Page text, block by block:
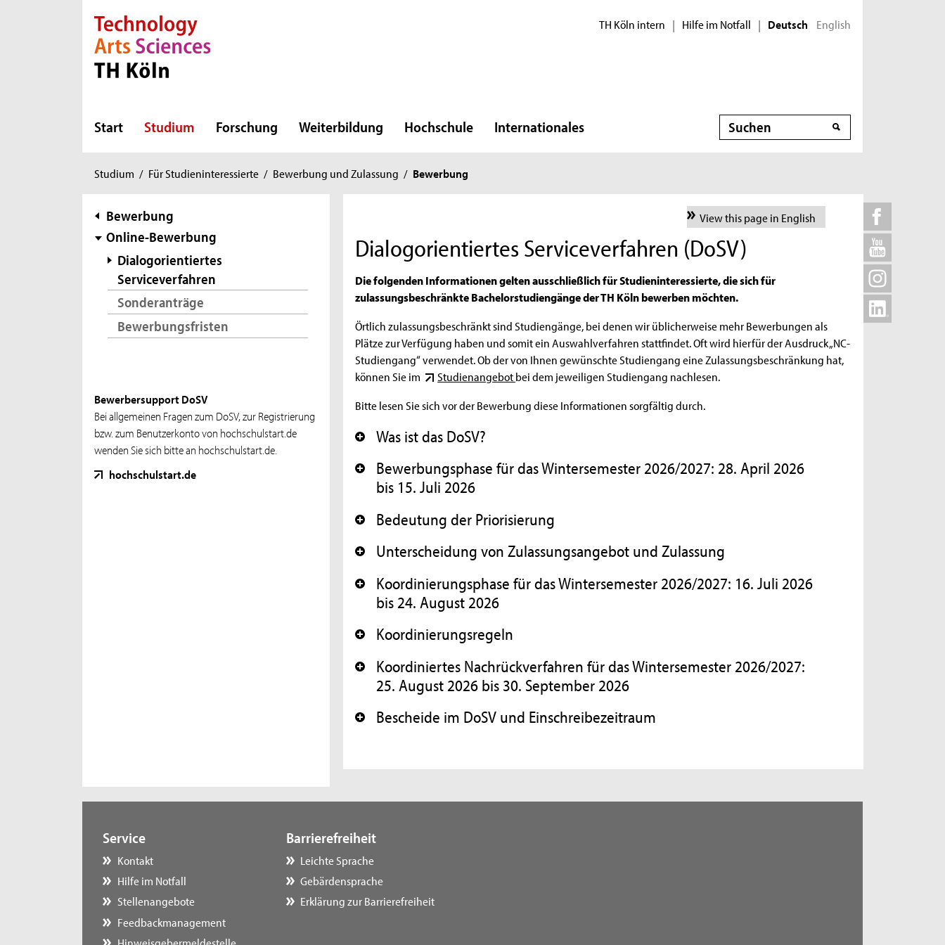
Direkt zur Hauptnavigation
Direkt zur Subnavigation
Direkt zum Inhalt
Direkt zum Fußbereich TH Köln intern | Hilfe im Notfall | Deutsch English
Start Studium Forschung Weiterbildung Hochschule Internationales Suche
Sie
hier:
Studium / Für Studieninteressierte / Bewerbung und Zulassung / Bewerbung
Subnavigation
Bewerbung
Online-Bewerbung
Dialogorientiertes
Serviceverfahren
Sonderanträge
Bewerbungsfristen
Bewerbersupport DoSV
Bei allgemeinen Fragen zum DoSV, zur Registrierung
bzw. zum Benutzerkonto von hochschulstart.de
wenden Sie sich bitte an hochschulstart.de.
hochschulstart.de
View this page in English
Dialogorientiertes Serviceverfahren (DoSV)
Die folgenden Informationen gelten ausschließlich für Studieninteressierte, die sich für
zulassungsbeschränkte Bachelorstudiengänge der TH Köln bewerben möchten.
Örtlich zulassungsbeschränkt sind Studiengänge, bei denen wir üblicherweise mehr Bewerbungen als
Plätze zur Verfügung haben und somit ein Auswahlverfahren stattfindet. Oft wird hierfür der Ausdruck „NC-
Studiengang“ verwendet. Ob der von Ihnen gewünschte Studiengang eine Zulassungsbeschränkung hat,
können Sie im
Studienangebotbei dem jeweiligen Studiengang nachlesen.
Bitte lesen Sie sich vor der Bewerbung diese Informationen sorgfältig durch.
+ Was ist das DoSV?
+
Bewerbungsphase für das Wintersemester 2026/2027: 28. April 2026
bis 15. Juli 2026
+
Bedeutung der Priorisierung
+
Unterscheidung von Zulassungsangebot und Zulassung
+
Koordinierungsphase für das Wintersemester 2026/2027: 16. Juli 2026
bis 24. August 2026
+
Koordinierungsregeln
+
Koordiniertes Nachrückverfahren für das Wintersemester 2026/2027:
25. August 2026 bis 30. September 2026
+
Bescheide im DoSV und Einschreibezeitraum
Service
Kontakt
Hilfe im Notfall
Stellenangebote
Feedbackmanagement
Barrierefreiheit
Leichte Sprache
Gebärdensprache
Erklärung zur Barrierefreiheit